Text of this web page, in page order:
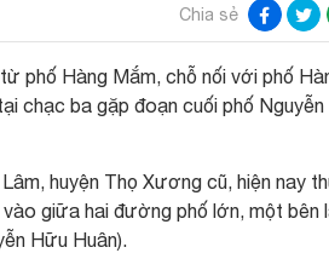
Chia sẻ
phố Hàng Mắm, chỗ nối với phố
chạc ba gặp đoạn cuối phố
huyện Thọ Xương cũ, hiện nay
giữa hai đường phố lớn, một bên
Hữu Huân).